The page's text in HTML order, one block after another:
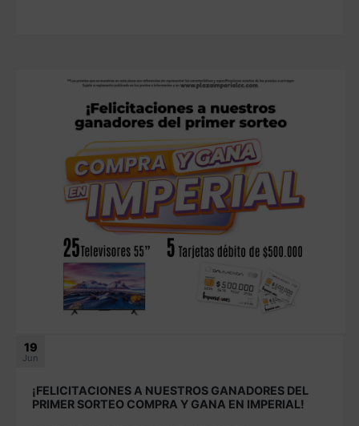
19
Jun
¡FELICITACIONES A NUESTROS GANADORES DEL
PRIMER SORTEO COMPRA Y GANA EN IMPERIAL!